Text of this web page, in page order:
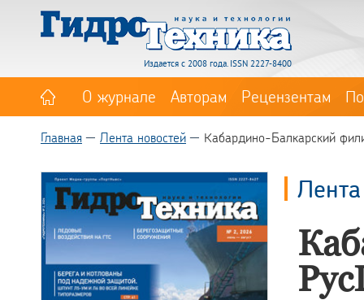
Издается с 2008 года. ISSN 2227-8400
О журнале Авторам Рецензентам
Главная Лента новостей Кабардино-Балкарский